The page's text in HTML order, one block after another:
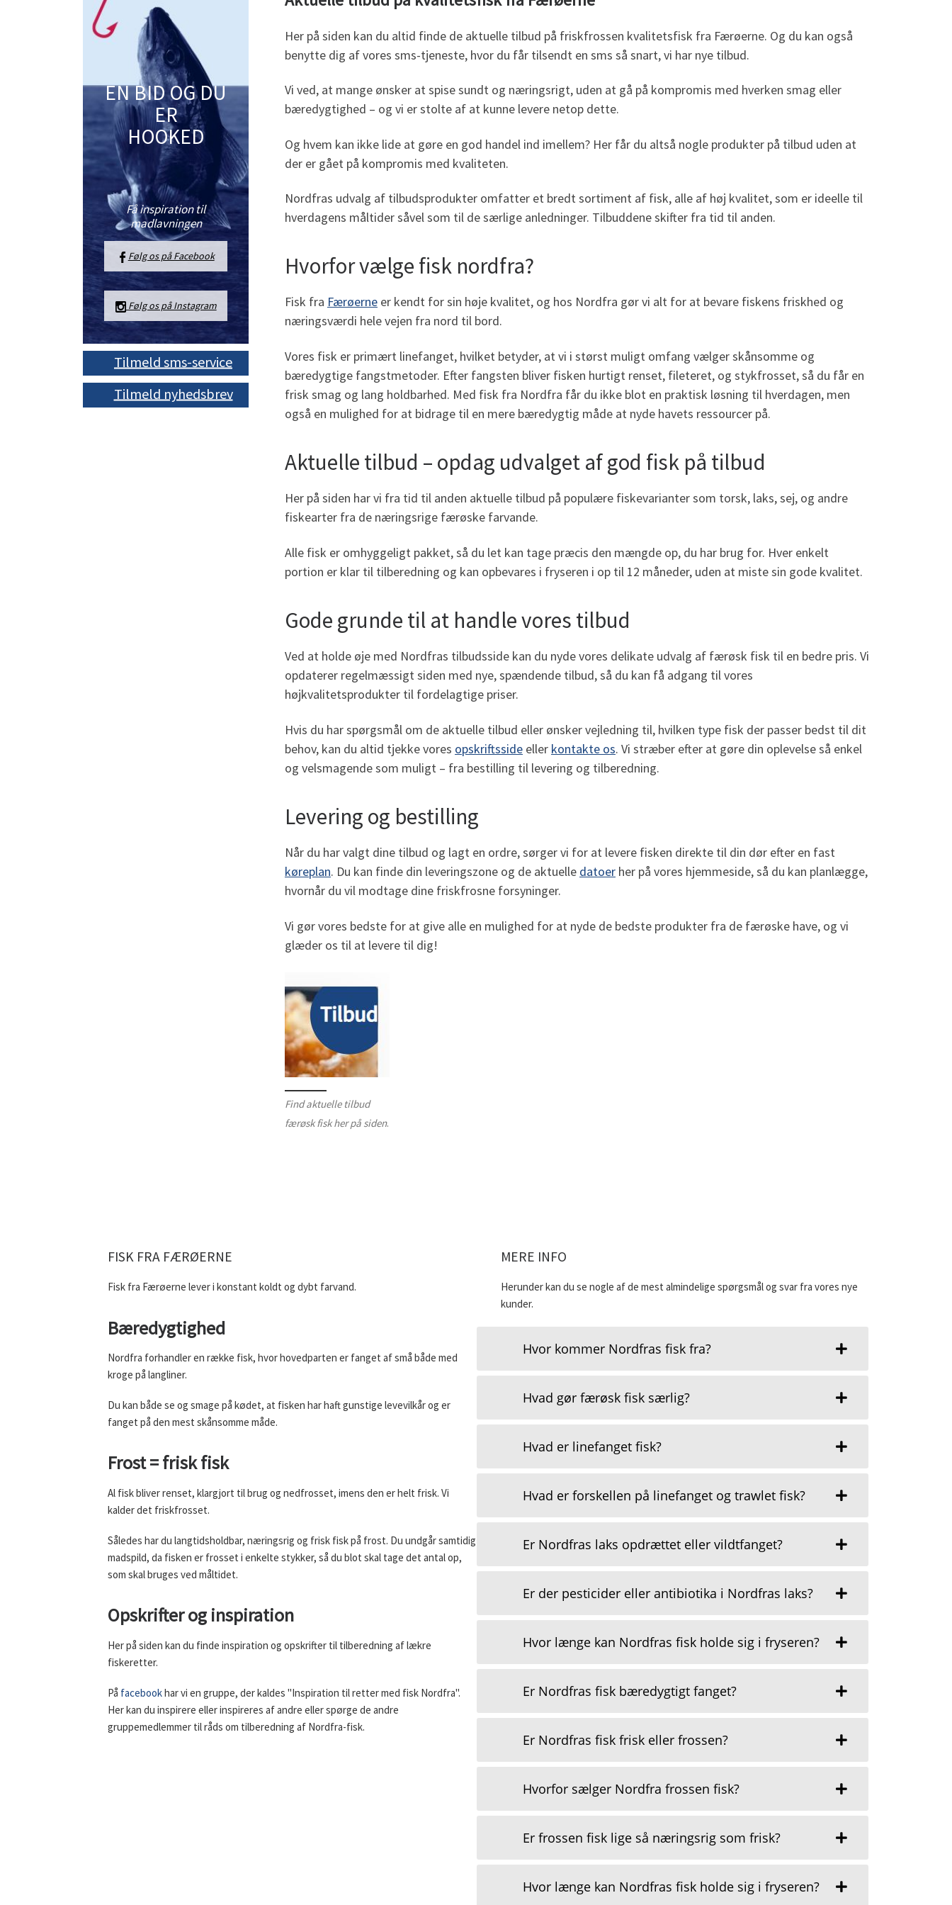
Her på siden kan du altid finde de aktuelle tilbud på friskfrossen kvalitetsfisk fra Færøerne. Og du kan også
benytte dig af vores sms-tjeneste, hvor du får tilsendt en sms så snart, vi har nye tilbud.
Vi ved, at mange ønsker at spise sundt og næringsrigt, uden at gå på kompromis med hverken smag eller
bæredygtighed – og vi er stolte af at kunne levere netop dette.
Og hvem kan ikke lide at gøre en god handel ind imellem? Her får du altså nogle produkter på tilbud uden at
der er gået på kompromis med kvaliteten.
Nordfras udvalg af tilbudsprodukter omfatter et bredt sortiment af fisk, alle af høj kvalitet, som er ideelle til
hverdagens måltider såvel som til de særlige anledninger. Tilbuddene skifter fra tid til anden.
Hvorfor vælge fisk nordfra?
Fisk fra Færøerne er kendt for sin høje kvalitet, og hos Nordfra gør vi alt for at bevare fiskens friskhed og
næringsværdi hele vejen fra nord til bord.
Vores fisk er primært linefanget, hvilket betyder, at vi i størst muligt omfang vælger skånsomme og
bæredygtige fangstmetoder. Efter fangsten bliver fisken hurtigt renset, fileteret, og stykfrosset, så du får en
frisk smag og lang holdbarhed. Med fisk fra Nordfra får du ikke blot en praktisk løsning til hverdagen, men
også en mulighed for at bidrage til en mere bæredygtig måde at nyde havets ressourcer på.
Aktuelle tilbud – opdag udvalget af god fisk på tilbud
Her på siden har vi fra tid til anden aktuelle tilbud på populære fiskevarianter som torsk, laks, sej, og andre
fiskearter fra de næringsrige færøske farvande.
Alle fisk er omhyggeligt pakket, så du let kan tage præcis den mængde op, du har brug for. Hver enkelt
portion er klar til tilberedning og kan opbevares i fryseren i op til 12 måneder, uden at miste sin gode kvalitet.
Gode grunde til at handle vores tilbud
Ved at holde øje med Nordfras tilbudsside kan du nyde vores delikate udvalg af færøsk fisk til en bedre pris. Vi
opdaterer regelmæssigt siden med nye, spændende tilbud, så du kan få adgang til vores
højkvalitetsprodukter til fordelagtige priser.
Hvis du har spørgsmål om de aktuelle tilbud eller ønsker vejledning til, hvilken type fisk der passer bedst til dit
behov, kan du altid tjekke vores opskriftsside eller kontakte os. Vi stræber efter at gøre din oplevelse så enkel
og velsmagende som muligt – fra bestilling til levering og tilberedning.
Levering og bestilling
Når du har valgt dine tilbud og lagt en ordre, sørger vi for at levere fisken direkte til din dør efter en fast
køreplan. Du kan finde din leveringszone og de aktuelle datoer her på vores hjemmeside, så du kan planlægge,
hvornår du vil modtage dine friskfrosne forsyninger.
Vi gør vores bedste for at give alle en mulighed for at nyde de bedste produkter fra de færøske have, og vi
glæder os til at levere til dig!
Find aktuelle tilbud
færøsk fisk her på siden.
EN BID OG DU
ER
HOOKED
Få inspiration til
madlavningen
Følg os på Facebook
Følg os på Instagram
Tilmeld sms-service
Tilmeld nyhedsbrev
FISK FRA FÆRØERNE
Fisk fra Færøerne lever i konstant koldt og dybt farvand.
Bæredygtighed
Nordfra forhandler en række fisk, hvor hovedparten er fanget af små både med
kroge på langliner.
Du kan både se og smage på kødet, at fisken har haft gunstige levevilkår og er
fanget på den mest skånsomme måde.
Frost = frisk fisk
Al fisk bliver renset, klargjort til brug og nedfrosset, imens den er helt frisk. Vi
kalder det friskfrosset.
Således har du langtidsholdbar, næringsrig og frisk fisk på frost. Du undgår samtidig
madspild, da fisken er frosset i enkelte stykker, så du blot skal tage det antal op,
som skal bruges ved måltidet.
Opskrifter og inspiration
Her på siden kan du finde inspiration og opskrifter til tilberedning af lækre
fiskeretter.
På facebookhar vi en gruppe, der kaldes "Inspiration til retter med fisk Nordfra".
Her kan du inspirere eller inspireres af andre eller spørge de andre
gruppemedlemmer til råds om tilberedning af Nordfra-fisk.
MERE INFO
Herunder kan du se nogle af de mest almindelige spørgsmål og svar fra vores nye
kunder.
Hvor kommer Nordfras fisk fra?
Hvad gør færøsk fisk særlig?
Hvad er linefanget fisk?
Hvad er forskellen på linefanget og trawlet fisk?
Er Nordfras laks opdrættet eller vildtfanget?
Er der pesticider eller antibiotika i Nordfras laks?
Hvor længe kan Nordfras fisk holde sig i fryseren?
Er Nordfras fisk bæredygtigt fanget?
Er Nordfras fisk frisk eller frossen?
Hvorfor sælger Nordfra frossen fisk?
Er frossen fisk lige så næringsrig som frisk?
Hvor længe kan Nordfras fisk holde sig i fryseren?